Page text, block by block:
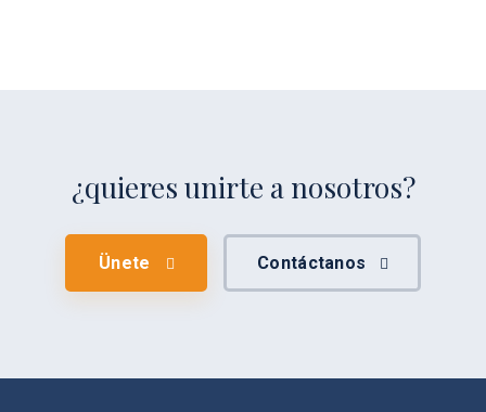
¿quieres unirte a nosotros?
Ünete Contáctanos